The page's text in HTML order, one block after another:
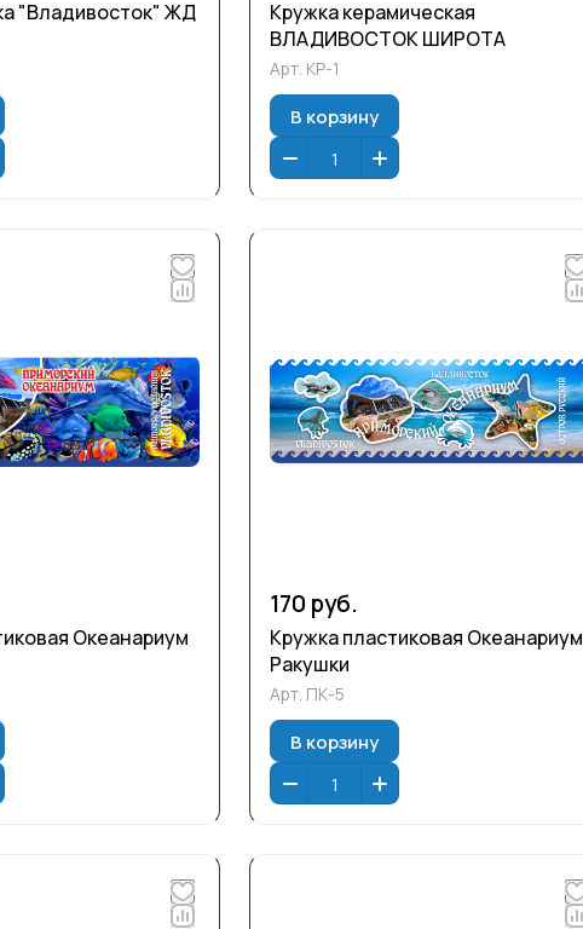
"Владивосток" ЖД
Кружка керамическая
ВЛАДИВОСТОК ШИРОТА
Арт. КР-1
В корзину
Океанариум
170 руб.
Кружка пластиковая Океанариум
Ракушки
Арт. ПК-5
В корзину